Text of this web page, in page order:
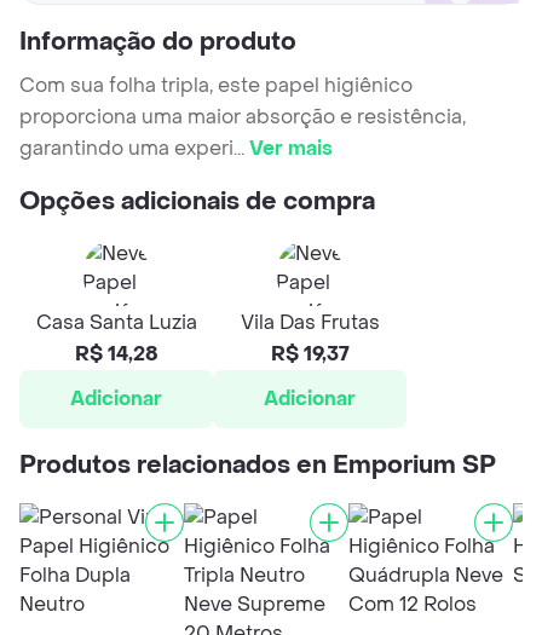
Informação do produto
Com sua folha tripla, este papel higiênico
proporciona uma maior absorção e resistência,
garantindo uma experi...Ver mais
Opções adicionais de compra
Casa Santa Luzia
R$ 14,28
Adicionar
Vila Das Frutas
R$ 19,37
Adicionar
Produtos relacionados en Emporium SP